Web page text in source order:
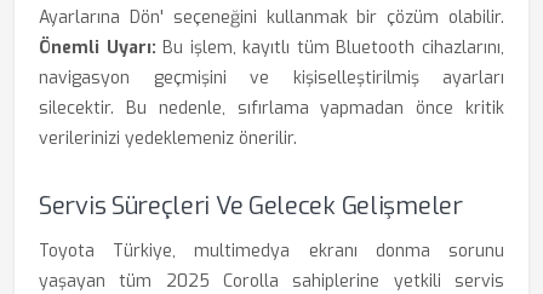
Ayarlarına Dön' seçeneğini kullanmak bir çözüm olabilir.
Önemli Uyarı: Bu işlem, kayıtlı tüm Bluetooth cihazlarını,
navigasyon geçmişini ve kişiselleştirilmiş ayarları
silecektir. Bu nedenle, sıfırlama yapmadan önce kritik
verilerinizi yedeklemeniz önerilir.
Servis Süreçleri Ve Gelecek Gelişmeler
Toyota Türkiye, multimedya ekranı donma sorunu
yaşayan tüm 2025 Corolla sahiplerine yetkili servis